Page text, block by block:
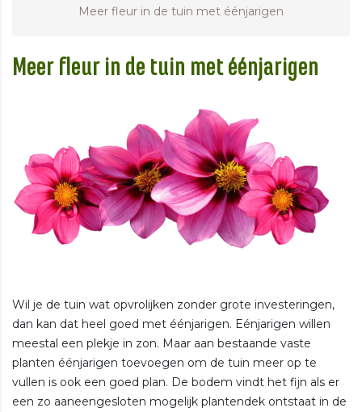
Meer fleur in de tuin met éénjarigen
Meer fleur in de tuin met éénjarigen
Wil je de tuin wat opvrolijken zonder grote investeringen,
dan kan dat heel goed met éénjarigen. Eénjarigen willen
meestal een plekje in zon. Maar aan bestaande vaste
planten éénjarigen toevoegen om de tuin meer op te
vullen is ook een goed plan. De bodem vindt het fijn als er
een zo aaneengesloten mogelijk plantendek ontstaat in de